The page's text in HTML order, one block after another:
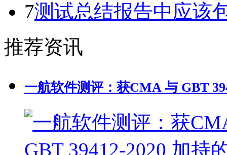
7测试总结报告中应该
推荐资讯
一航软件测评：获CMA 与 GBT